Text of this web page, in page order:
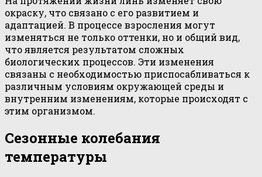
окраску, что связано с его развитием и
адаптацией. В процессе взросления могут
изменяться не только оттенки, но и общий вид,
что является результатом сложных
биологических процессов. Эти изменения
связаны с необходимостью приспосабливаться к
различным условиям окружающей среды и
внутренним изменениям, которые происходят с
этим организмом.
Сезонные колебания
температуры